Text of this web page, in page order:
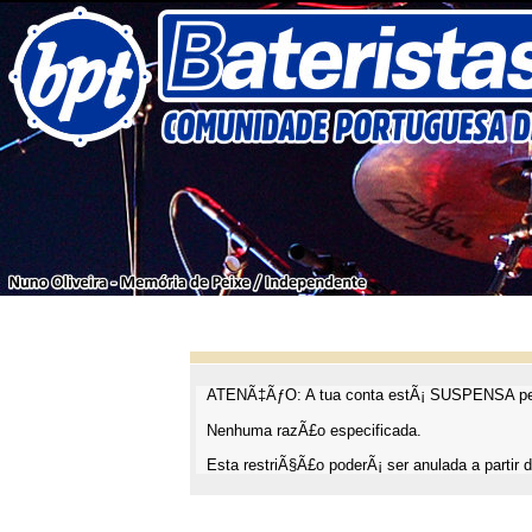
ATENÃ‡ÃƒO: A tua conta estÃ¡ SUSPENSA
Nenhuma razÃ£o especificada.
Esta restriÃ§Ã£o poderÃ¡ ser anulada a partir